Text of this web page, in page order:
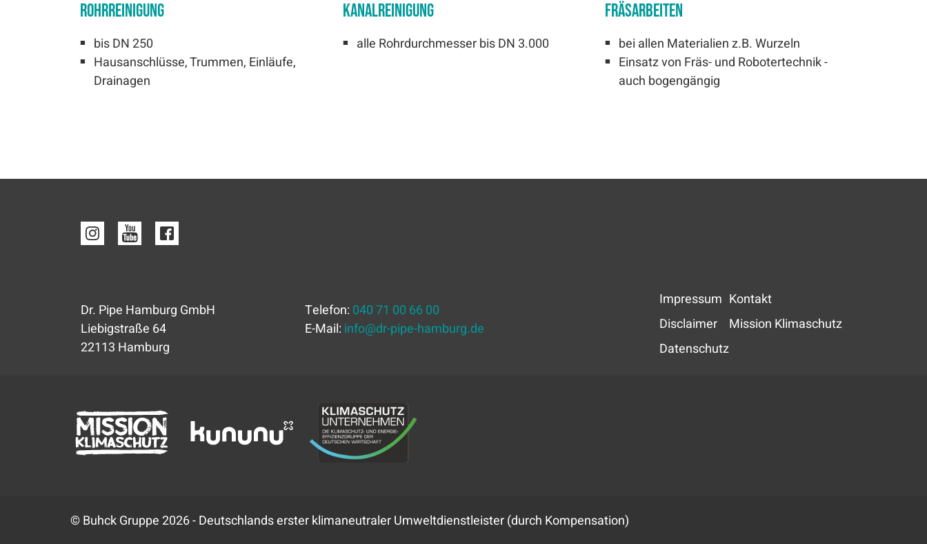
Rohrreinigung
bis DN 250
Hausanschlüsse, Trummen, Einläufe,
Drainagen
Kanalreinigung
alle Rohrdurchmesser bis DN 3.000
Fräsarbeiten
bei allen Materialien z.B. Wurzeln
Einsatz von Fräs- und Robotertechnik -
auch bogengängig
Dr. Pipe Hamburg GmbH
Liebigstraße 64
22113 Hamburg
Telefon: 040 71 00 66 00
E-Mail: info@dr-pipe-hamburg.de
Impressum
Disclaimer
Datenschutz
Kontakt
Mission Klimaschutz
© Buhck Gruppe 2026 - Deutschlands erster klimaneutraler Umweltdienstleister (durch Kompensation)